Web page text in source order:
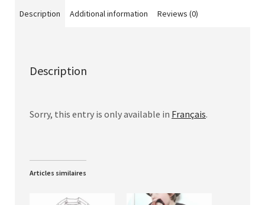
Description Additional information Reviews (0)
Description
Sorry, this entry is only available in Français.
Articles similaires